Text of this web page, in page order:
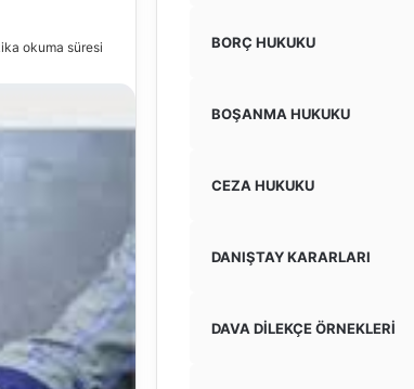
okuma süresi BORÇ HUKUKU
BOŞANMA HUKUKU
CEZA HUKUKU
DANIŞTAY KARARLARI
DAVA DİLEKÇE ÖRNEKLERİ